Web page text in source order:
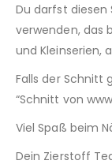
Du darfst
verwenden, das
und Kleinserien,
Falls der Schnitt
“Schnitt von
Viel Spaß beim
Dein Zierstoff